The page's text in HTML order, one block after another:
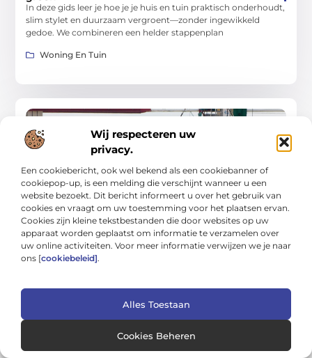
Wij respecteren uw
privacy.
Een cookiebericht, ook wel bekend als een cookiebanner of
cookiepop-up, is een melding die verschijnt wanneer u een
website bezoekt. Dit bericht informeert u over het gebruik van
cookies en vraagt om uw toestemming voor het plaatsen ervan.
Cookies zijn kleine tekstbestanden die door websites op uw
apparaat worden geplaatst om informatie te verzamelen over
uw online activiteiten. Voor meer informatie verwijzen we je naar
ons [cookiebeleid].
Alles Toestaan
Cookies Beheren
In deze gids leer je hoe je je huis en tuin praktisch onderhoudt,
slim stylet en duurzaam vergroent—zonder ingewikkeld
gedoe. We combineren een helder stappenplan
Woning En Tuin
Doelgerichte gids voor schoon, veilig en
comfortabel wonen
In deze gids leer je hoe je stap voor stap een huis en tuin
creëert die schoon, veilig en comfortabel aanvoelen—zonder
Woning En Tuin